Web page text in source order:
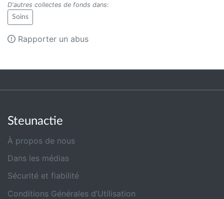
D'autres collectes de fonds dans:
Soins
Rapporter un abus
Steunactie
À propos de nous
Dans les médias
Sécurité et fiabilité
Conditions Générales d’Utilisation